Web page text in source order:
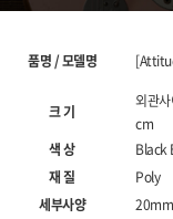
품명 / 모델명
크 기
외관
cm
색 상
Black
재 질
Poly
세부사양